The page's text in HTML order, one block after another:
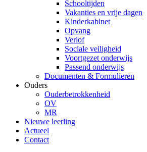
Schooltijden
Vakanties en vrije dagen
Kinderkabinet
Opvang
Verlof
Sociale veiligheid
Voortgezet onderwijs
Passend onderwijs
Documenten & Formulieren
Ouders
Ouderbetrokkenheid
OV
MR
Nieuwe leerling
Actueel
Contact